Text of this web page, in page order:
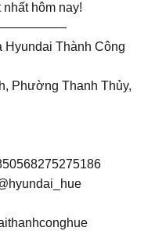
hôm nay!
Hyundai Thành Công
Phường Thanh Thủy,